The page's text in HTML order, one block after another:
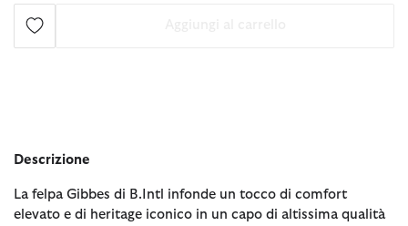
Descrizione
La felpa Gibbes di B.Intl infonde un tocco di comfort
elevato e di heritage iconico in un capo di altissima qualità